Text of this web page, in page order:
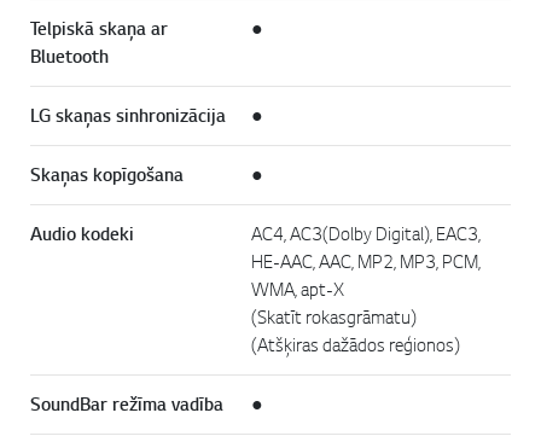
Telpiskā skaņa ar
Bluetooth
●
LG skaņas sinhronizācija ●
Skaņas kopīgošana ●
Audio kodeki
AC4, AC3(Dolby Digital), EAC3,
HE-AAC, AAC, MP2, MP3, PCM,
WMA, apt-X
(Skatīt rokasgrāmatu)
(Atšķiras dažādos reģionos)
SoundBar režīma vadība ●